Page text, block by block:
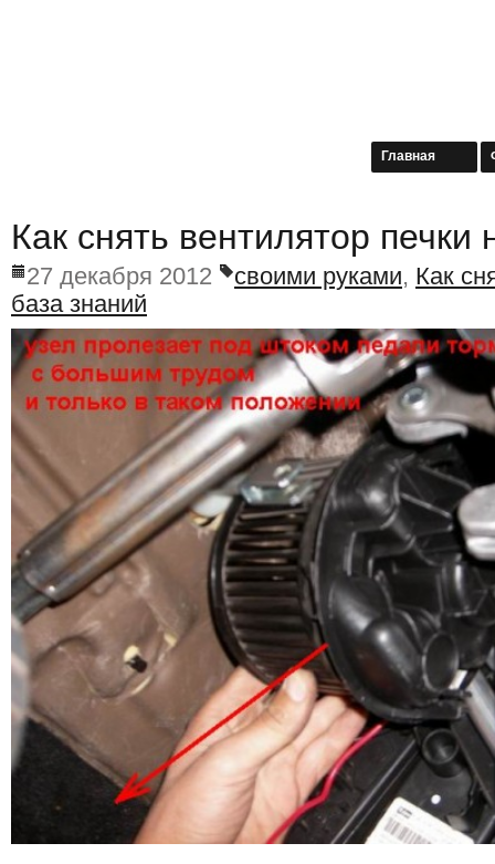
Главная
Как снять вентилятор печки
27 декабря 2012 своими руками, Как
база знаний